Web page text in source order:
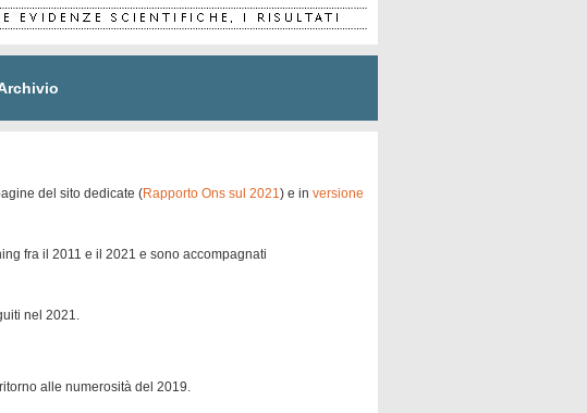
del sito dedicate (Rapporto Ons sul 2021) e in versione
fra il 2011 e il 2021 e sono accompagnati
nel 2021.
legato ai ritardi assistenziali. Se da un lato il
l'interesse verso l'intrattenimento digitale e le dinamiche
alle numerosità del 2019.